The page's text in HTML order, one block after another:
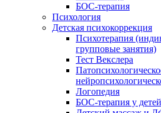
БОС-терапия
Психология
Детская психокоррекция
Психотерапия
групповые занятия)
Тест Векслера
Логопедия
БОС-терапия у детей